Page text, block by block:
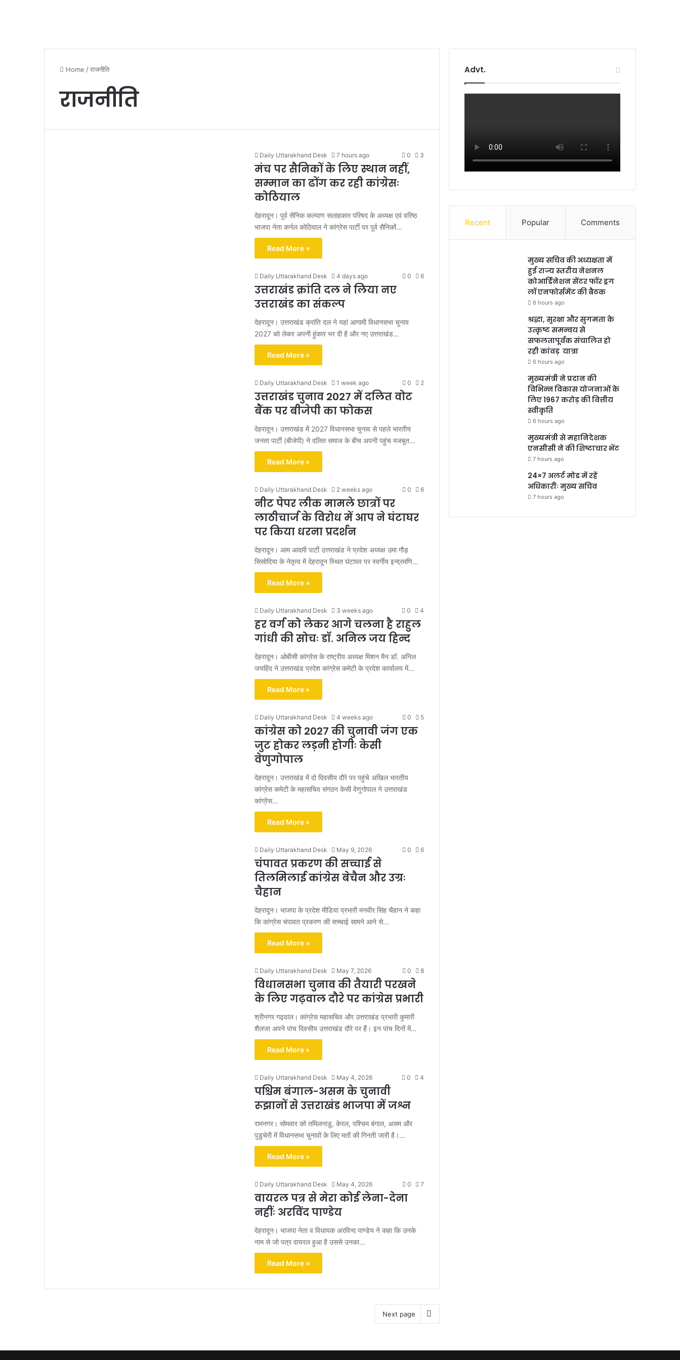
Home /राजनीति
राजनीति
Daily Uttarakhand Desk 7 hours ago 0 3
मंच पर सैनिकों के लिए स्थान नहीं,
सम्मान का ढोंग कर रही कांग्रेसः
कोठियाल
देहरादून। पूर्व सैनिक कल्याण सलाहकार परिषद के अध्यक्ष एवं वरिष्ठ
भाजपा नेता कर्नल कोठियाल ने कांग्रेस पार्टी पर पूर्व सैनिकों…
Read More »
Daily Uttarakhand Desk 4 days ago 0 6
उत्तराखंड क्रांति दल ने लिया नए
उत्तराखंड का संकल्प
देहरादून। उत्तराखंड क्रांति दल ने यहां आगामी विधानसभा चुनाव
2027 को लेकर अपनी हुंकार भर दी है और नए उत्तराखंड…
Read More »
Daily Uttarakhand Desk 1 week ago 0 2
उत्तराखंड चुनाव 2027 में दलित वोट
बैंक पर बीजेपी का फोकस
देहरादून। उत्तराखंड में 2027 विधानसभा चुनाव से पहले भारतीय
जनता पार्टी (बीजेपी) ने दलित समाज के बीच अपनी पहुंच मजबूत…
Read More »
Daily Uttarakhand Desk 2 weeks ago 0 6
नीट पेपर लीक मामले छात्रों पर
लाठीचार्ज के विरोध में आप ने घंटाघर
पर किया धरना प्रदर्शन
देहरादून। आम आदमी पार्टी उत्तराखंड ने प्रदेश अध्यक्ष उमा गौड़
सिसोदिया के नेतृत्व में देहरादून स्थित घंटाघर पर स्वर्गीय इन्द्रमणि…
Read More »
Daily Uttarakhand Desk 3 weeks ago 0 4
हर वर्ग को लेकर आगे चलना है राहुल
गांधी की सोचः डॉ. अनिल जय हिन्द
देहरादून। ओबीसी कांग्रेस के राष्ट्रीय अध्यक्ष मिशन मैन डॉ. अनिल
जयहिंद ने उत्तराखंड प्रदेश कांग्रेस कमेटी के प्रदेश कार्यालय में…
Read More »
Daily Uttarakhand Desk 4 weeks ago 0 5
कांग्रेस को 2027 की चुनावी जंग एक
जुट होकर लड़नी होगीः केसी
वेणुगोपाल
देहरादून। उत्तराखंड में दो दिवसीय दौरे पर पहुंचे अखिल भारतीय
कांग्रेस कमेटी के महासचिव संगठन केसी वेणुगोपाल ने उत्तराखंड
कांग्रेस…
Read More »
Daily Uttarakhand Desk May 9, 2026 0 6
चंपावत प्रकरण की सच्चाई से
तिलमिलाई कांग्रेस बेचैन और उग्रः
चैहान
देहरादून। भाजपा के प्रदेश मीडिया प्रभारी मनवीर सिंह चैहान ने कहा
कि कांग्रेस चंपावत प्रकरण की सच्चाई सामने आने से…
Read More »
Daily Uttarakhand Desk May 7, 2026 0 8
विधानसभा चुनाव की तैयारी परखने
के लिए गढ़वाल दौरे पर कांग्रेस प्रभारी
श्रीनगर गढ़वाल। कांग्रेस महासचिव और उत्तराखंड प्रभारी कुमारी
शैलजा अपने पांच दिवसीय उत्तराखंड दौरे पर हैं। इन पांच दिनों में…
Read More »
Daily Uttarakhand Desk May 4, 2026 0 4
पश्चिम बंगाल-असम के चुनावी
रूझानों से उत्तराखंड भाजपा में जश्न
रामनगर। सोमवार को तमिलनाडु, केरल, पश्चिम बंगाल, असम और
पुडुचेरी में विधानसभा चुनावों के लिए मतों की गिनती जारी है।…
Read More »
Daily Uttarakhand Desk May 4, 2026 0 7
वायरल पत्र से मेरा कोई लेना-देना
नहींः अरविंद पाण्डेय
देहरादून। भाजपा नेता व विधायक अरविन्द पाण्डेय ने कहा कि उनके
नाम से जो पत्र वायरल हुआ है उससे उनका…
Read More »
Next page
Advt.
Recent Popular Comments
मुख्य सचिव की अध्यक्षता में
हुई राज्य स्तरीय नेशनल
कोआर्डिनेशन सेंटर फॉर ड्रग
लॉ एनफोर्समेंट की बैठक
6 hours ago
श्रद्धा, सुरक्षा और सुगमता के
उत्कृष्ट समन्वय से
सफलतापूर्वक संचालित हो
रही कांवड़ यात्रा
6 hours ago
मुख्यमंत्री ने प्रदान की
विभिन्न विकास योजनाओं के
लिए 1967 करोड़ की वित्तीय
स्वीकृति
6 hours ago
मुख्यमंत्री से महानिदेशक
एनसीसी ने की शिष्टाचार भेंट
7 hours ago
24×7 अलर्ट मोड में रहें
अधिकारीः मुख्य सचिव
7 hours ago